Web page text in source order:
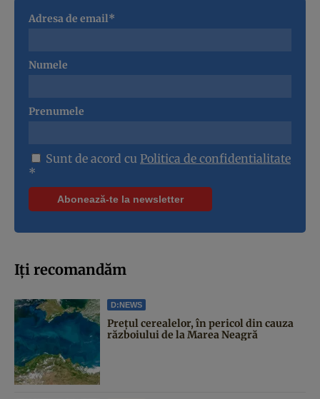
Adresa de email*
Numele
Prenumele
Sunt de acord cu Politica de confidentialitate
*
Iți recomandăm
D:NEWS
Prețul cerealelor, în pericol din cauza
războiului de la Marea Neagră